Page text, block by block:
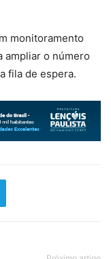
monitoramento
ampliar o número
fila de espera.